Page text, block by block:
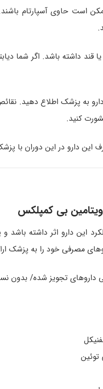
است حاوی آسپارتام
داشته باشد. اگر شما
دارو به پزشک اطلاع دهید.
کنید.
این دارو در این دوران با
ویتامین بی کمپلکس
این دارو اثر داشته
مصرفی خود را به پزشک
داروهای تجویز شده/ بدون